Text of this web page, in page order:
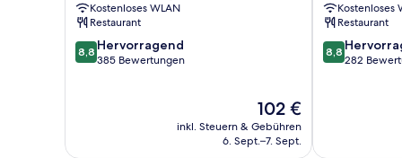
Kostenloses WLAN
Restaurant
8.8
von
8,8 Hervorragend
385 Bewertungen
Der
Preis
beträgt
102 €
inkl. Steuern & Gebühren
6. Sept.–7. Sept.
Kostenloses
Restaurant
8.8
von
8,8
282